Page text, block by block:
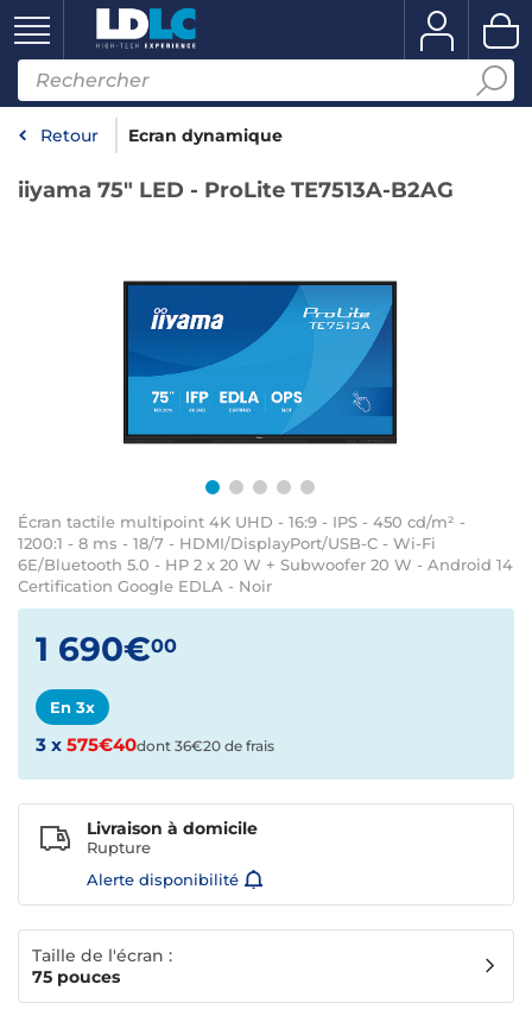
Retour Ecran dynamique
iiyama 75" LED - ProLite TE7513A-B2AG
Écran tactile multipoint 4K UHD - 16:9 - IPS - 450 cd/m² -
1200:1 - 8 ms - 18/7 - HDMI/DisplayPort/USB-C - Wi-Fi
6E/Bluetooth 5.0 - HP 2 x 20 W + Subwoofer 20 W - Android 14
Certification Google EDLA - Noir
1 690€00
En 3x
3 x 575€40dont 36€20 de frais
Livraison à domicile
Rupture
Alerte disponibilité
Taille de l'écran :
75 pouces